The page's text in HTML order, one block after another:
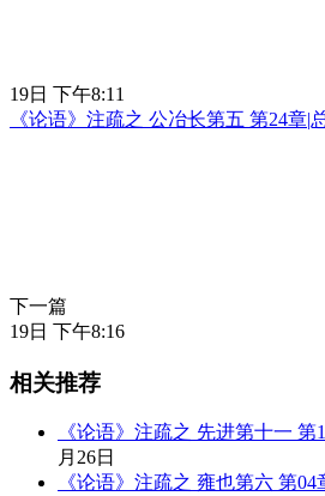
19日 下午8:11
《论语》注疏之 公冶长第五 第24章|
下一篇
19日 下午8:16
相关推荐
《论语》注疏之 先进第十一 第
月26日
《论语》注疏之 雍也第六 第04